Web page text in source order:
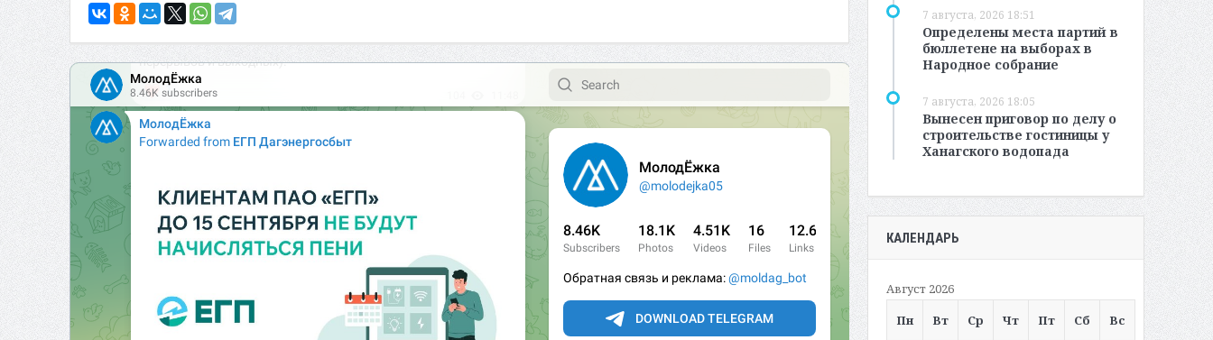
7 августа, 2026 18:51
Определены места партий в
бюллетене на выборах в
Народное собрание
7 августа, 2026 18:05
Вынесен приговор по делу о
строительстве гостиницы у
Ханагского водопада
КАЛЕНДАРЬ
Август 2026
Пн
Вт Ср Чт Пт Сб Вс